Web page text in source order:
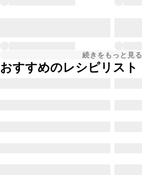
続きをもっと見る
おすすめのレシピリスト